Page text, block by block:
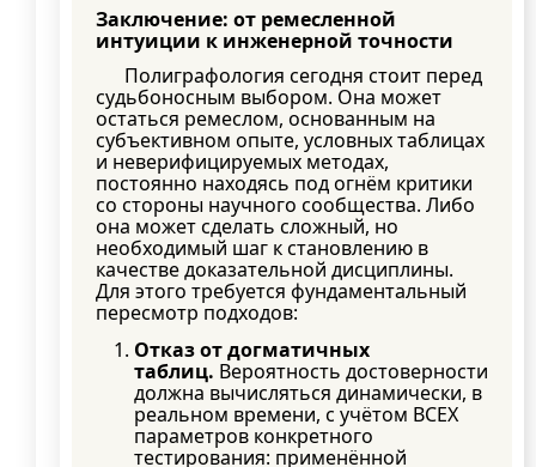
Заключение: от ремесленной
интуиции к инженерной точности
Полиграфология сегодня стоит перед
судьбоносным выбором. Она может
остаться ремеслом, основанным на
субъективном опыте, условных таблицах
и неверифицируемых методах,
постоянно находясь под огнём критики
со стороны научного сообщества. Либо
она может сделать сложный, но
необходимый шаг к становлению в
качестве доказательной дисциплины.
Для этого требуется фундаментальный
пересмотр подходов:
Отказ от догматичных
таблиц. Вероятность достоверности
должна вычисляться динамически, в
реальном времени, с учётом ВСЕХ
параметров конкретного
тестирования: применённой